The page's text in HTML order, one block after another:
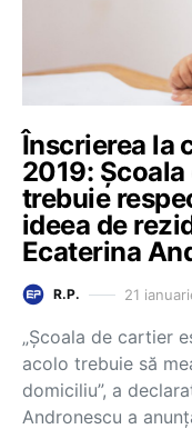
Înscrierea la
2019:
trebuie
ideea de
Ecaterina
R.P. 21
„Școala de cartier
acolo trebuie să
domiciliu”, a
Andronescu a